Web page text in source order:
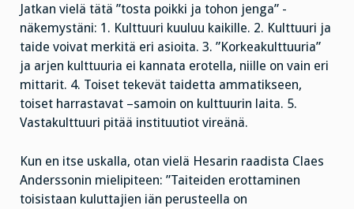
Jatkan vielä tätä ”tosta poikki ja tohon jenga” -
näkemystäni: 1. Kulttuuri kuuluu kaikille. 2. Kulttuuri ja
taide voivat merkitä eri asioita. 3. ”Korkeakulttuuria”
ja arjen kulttuuria ei kannata erotella, niille on vain eri
mittarit. 4. Toiset tekevät taidetta ammatikseen,
toiset harrastavat –samoin on kulttuurin laita. 5.
Vastakulttuuri pitää instituutiot vireänä.
Kun en itse uskalla, otan vielä Hesarin raadista Claes
Anderssonin mielipiteen: ”Taiteiden erottaminen
toisistaan kuluttajien iän perusteella on